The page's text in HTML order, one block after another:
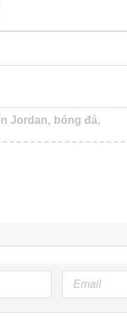
Jordan, bóng đá,